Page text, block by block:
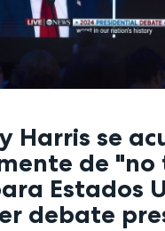
Harris se
de "no
Estados
debate